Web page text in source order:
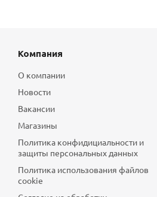
Компания
О компании
Новости
Вакансии
Магазины
Политика конфидициальности и
защиты персональных данных
Политика использования файлов
cookie